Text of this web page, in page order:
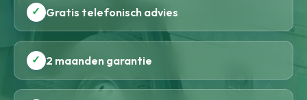
✓ Gratis telefonisch advies
✓ 2 maanden garantie